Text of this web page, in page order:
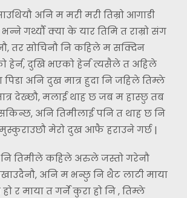
अनि म मरी मरी तिम्रो आगाडी
गर्थ्यौ क्या के यार तिमि त राम्रो संग
तर सोचिनौ नि कहिले म सक्दिन
हेर्न, दुखि भएको हेर्न त्यसैले त अहिले
अनि दुख मात्र हुदा नि जहिले तिम्ले
देख्छौ, मलाई थाह छ जब म हास्छु तब
अनि तिमीलाई पनि त थाह छ नि
मेरो दुख आफै हराउने गर्छ |
नि तिमीले कहिले अरुले जस्तो गरेनौ
अनि म भन्छु नि थैट लाटी माया
र माया त गर्ने कुरा हो नि , तिम्ले